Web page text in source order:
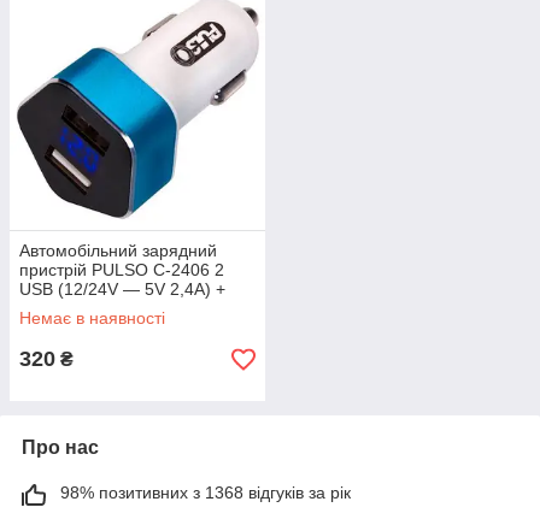
Автомобільний зарядний
пристрій PULSO C-2406 2
USB (12/24V — 5V 2,4A) +
вольтметр (C-2406)
Немає в наявності
320 ₴
Про нас
98% позитивних з 1368 відгуків за рік